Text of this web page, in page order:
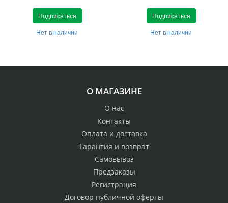
Подписаться
Нет в наличии
Подписаться
Нет в наличии
О МАГАЗИНЕ
О нас
Контакты
Оплата и доставка
Гарантия и возврат
Самовывоз
Предзаказы
Регистрация
Договор публичной оферты